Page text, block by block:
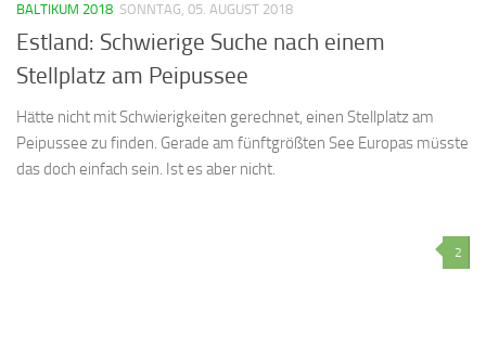
BALTIKUM 2018 SONNTAG, 05. AUGUST 2018
Estland: Schwierige Suche nach einem
Stellplatz am Peipussee
Hätte nicht mit Schwierigkeiten gerechnet, einen Stellplatz am
Peipussee zu finden. Gerade am fünftgrößten See Europas müsste
das doch einfach sein. Ist es aber nicht.
2